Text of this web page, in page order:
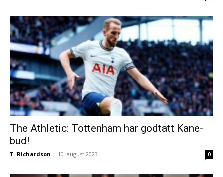
The Athletic: Tottenham har godtatt Kane-
bud!
T. Richardson - 10. august 2023 0